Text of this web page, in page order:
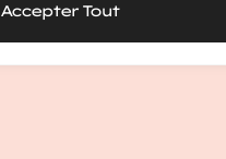
Accepter Tout